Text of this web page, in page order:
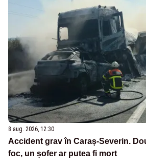
8 aug. 2026, 12:30
Accident grav în Caraș-Severin.
foc, un șofer ar putea fi mort